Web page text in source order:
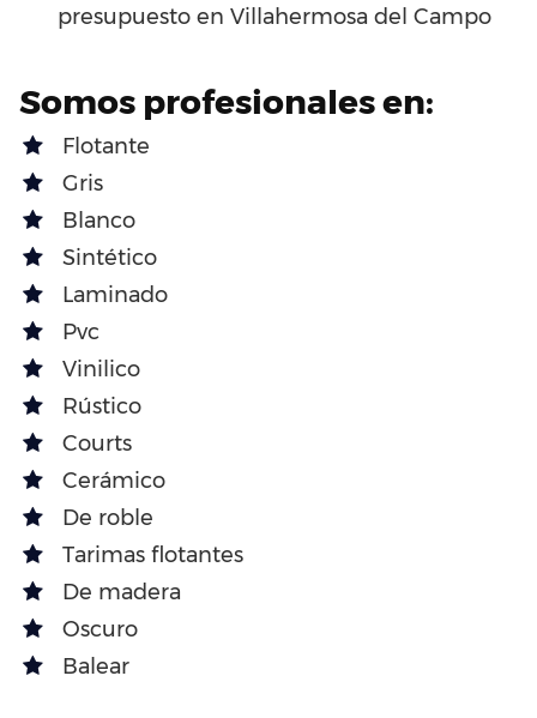
presupuesto en Villahermosa del Campo
Somos profesionales en:
Flotante
Gris
Blanco
Sintético
Laminado
Pvc
Vinilico
Rústico
Courts
Cerámico
De roble
Tarimas flotantes
De madera
Oscuro
Balear